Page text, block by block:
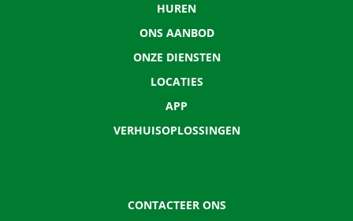
HUREN
ONS AANBOD
ONZE DIENSTEN
LOCATIES
APP
VERHUISOPLOSSINGEN
CONTACTEER ONS